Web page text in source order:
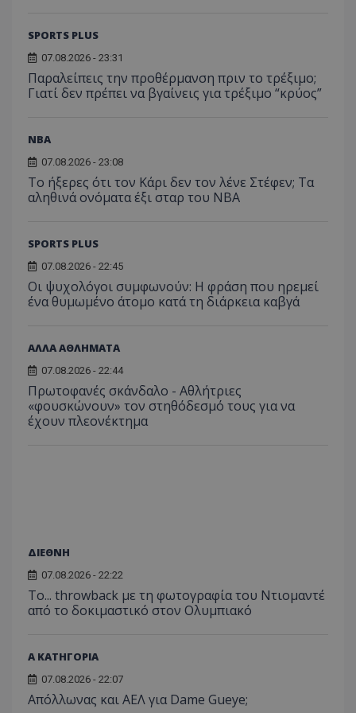
SPORTS PLUS
07.08.2026 - 23:31
Παραλείπεις την προθέρμανση πριν το τρέξιμο;
Γιατί δεν πρέπει να βγαίνεις για τρέξιμο “κρύος”
NBA
07.08.2026 - 23:08
Το ήξερες ότι τον Κάρι δεν τον λένε Στέφεν; Τα
αληθινά ονόματα έξι σταρ του NBA
SPORTS PLUS
07.08.2026 - 22:45
Οι ψυχολόγοι συμφωνούν: Η φράση που ηρεμεί
ένα θυμωμένο άτομο κατά τη διάρκεια καβγά
ΑΛΛΑ ΑΘΛΗΜΑΤΑ
07.08.2026 - 22:44
Πρωτοφανές σκάνδαλο - Aθλήτριες
«φουσκώνουν» τον στηθόδεσμό τους για να
έχουν πλεονέκτημα
ΔΙΕΘΝΗ
07.08.2026 - 22:22
Το... throwback με τη φωτογραφία του Ντιομαντέ
από το δοκιμαστικό στον Ολυμπιακό
Α ΚΑΤΗΓΟΡΙΑ
07.08.2026 - 22:07
Απόλλωνας και ΑΕΛ για Dame Gueye;